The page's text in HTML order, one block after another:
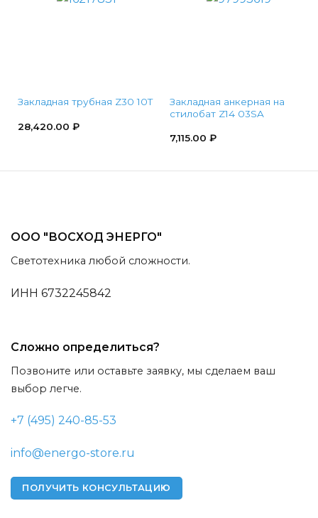
Закладная трубная Z30 10T
28,420.00 ₽
Закладная анкерная на
стилобат Z14 03SA
7,115.00 ₽
ООО "ВОСХОД ЭНЕРГО"
Светотехника любой сложности.
ИНН 6732245842
Сложно определиться?
Позвоните или оставьте заявку, мы сделаем ваш
выбор легче.
+7 (495) 240-85-53
info@energo-store.ru
ПОЛУЧИТЬ КОНСУЛЬТАЦИЮ